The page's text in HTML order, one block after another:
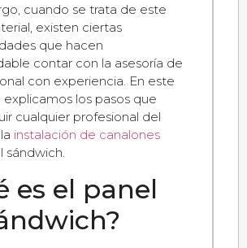
cuando se trata de este
existen ciertas
que hacen
contar con la asesoría de
con experiencia. En este
los pasos que
cualquier profesional del
instalación de canalones
sándwich.
es el panel